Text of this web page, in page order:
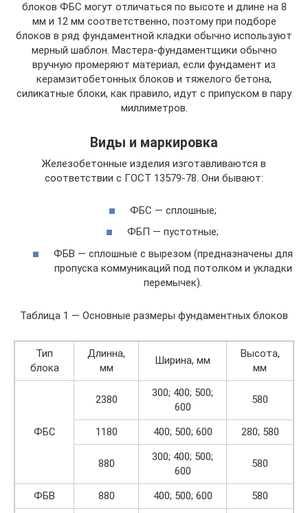
блоков ФБС могут отличаться по высоте и длине на 8
мм и 12 мм соответственно, поэтому при подборе
блоков в ряд фундаментной кладки обычно используют
мерный шаблон. Мастера-фундаментщики обычно
вручную промеряют материал, если фундамент из
керамзитобетонных блоков и тяжелого бетона,
силикатные блоки, как правило, идут с припуском в пару
миллиметров.
Виды и маркировка
Железобетонные изделия изготавливаются в
соответствии с ГОСТ 13579-78. Они бывают:
ФБС — сплошные;
ФБП — пустотные;
ФБВ — сплошные с вырезом (предназначены для
пропуска коммуникаций под потолком и укладки
перемычек).
Таблица 1 — Основные размеры фундаментных блоков
Тип
блока
Длинна,
мм
Ширина, мм
Высота,
мм
ФБС
2380
300; 400; 500;
600
580
1180 400; 500; 600 280; 580
880
300; 400; 500;
600
580
ФБВ 880 400; 500; 600
580